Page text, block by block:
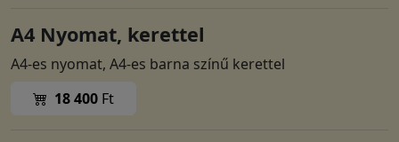
A4 Nyomat, kerettel
A4-es nyomat, A4-es barna színű kerettel
18 400 Ft